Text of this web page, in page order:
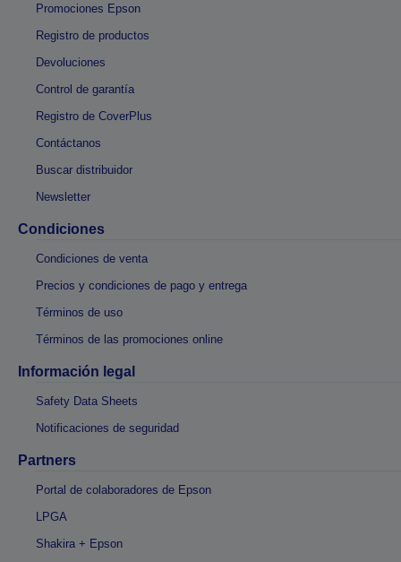
Promociones Epson
Registro de productos
Devoluciones
Control de garantía
Registro de CoverPlus
Contáctanos
Buscar distribuidor
Newsletter
Condiciones
Condiciones de venta
Precios y condiciones de pago y entrega
Términos de uso
Términos de las promociones online
Información legal
Safety Data Sheets
Notificaciones de seguridad
Partners
Portal de colaboradores de Epson
LPGA
Shakira + Epson